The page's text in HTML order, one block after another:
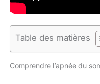
Table des matières
Comprendre l’apnée du